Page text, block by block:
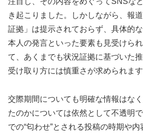
き起こりました。しかしながら、報
証拠」は提示されておらず、具体的
本人の発言といった要素も見受けら
て、あくまでも状況証拠に基づいた
受け取り方には慎重さが求められます
交際期間についても明確な情報はな
たのかについては依然として不透明
での“匂わせ”とされる投稿の時期や